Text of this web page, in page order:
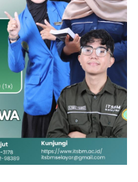
Klik Banner PMB UMSI